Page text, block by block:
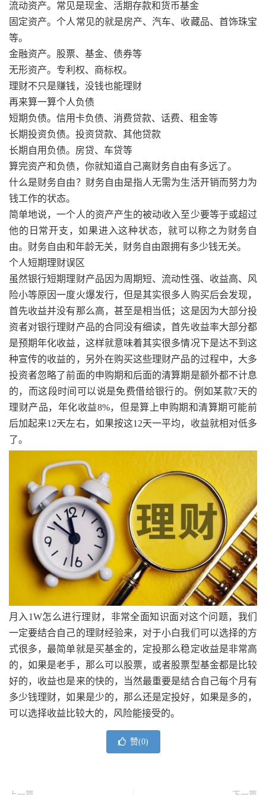
流动资产。常见是现金、活期存款和货币基金
固定资产。个人常见的就是房产、汽车、收藏品、首饰珠宝
等。
金融资产。股票、基金、债券等
无形资产。专利权、商标权。
理财不只是赚钱，没钱也能理财
再来算一算个人负债
短期负债。信用卡负债、消费贷款、话费、租金等
长期投资负债。投资贷款、其他贷款
长期自用负债。房贷、车贷等
算完资产和负债，你就知道自己离财务自由有多远了。
什么是财务自由？财务自由是指人无需为生活开销而努力为
钱工作的状态。
简单地说，一个人的资产产生的被动收入至少要等于或超过
他的日常开支，如果进入这种状态，就可以称之为财务自
由。财务自由和年龄无关，财务自由跟拥有多少钱无关。
个人短期理财误区
虽然银行短期理财产品因为周期短、流动性强、收益高、风
险小等原因一度火爆发行，但是其实很多人购买后会发现，
首先收益并没有那么高，甚至是相当低；这是因为大部分投
资者对银行理财产品的合同没有细读，首先收益率大部分都
是预期年化收益，这样就意味着其实很多情况下是达不到这
种宣传的收益的，另外在购买这些理财产品的过程中，大多
投资者忽略了前面的申购期和后面的清算期是额外都不计息
的，而这段时间可以说是免费借给银行的。例如某款7天的
理财产品，年化收益8%，但是算上申购期和清算期可能前
后加起来12天左右，如果按这12天一平均，收益就相对低多
了。
月入1W怎么进行理财，非常全面知识面对这个问题，我们
一定要结合自己的理财经验来，对于小白我们可以选择的方
式很多，最简单就是买基金的，定投那么稳定收益是非常高
的，如果是老手，那么可以股票，或者股票型基金都是比较
好的，收益也是来的快的，当然最重要是结合自己每个月有
多少钱理财，如果是少的，那么还是定投好，如果是多的，
可以选择收益比较大的，风险能接受的。
赞(0)